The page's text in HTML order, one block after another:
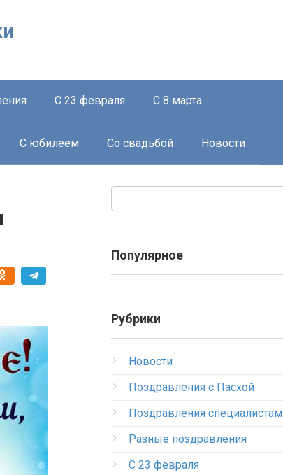
С 23 февраля С 8 марта
С юбилеем Со свадьбой Новости
Популярное
Рубрики
Новости
Поздравления с Пасхой
Поздравления специалистам
Разные поздравления
С 23 февраля